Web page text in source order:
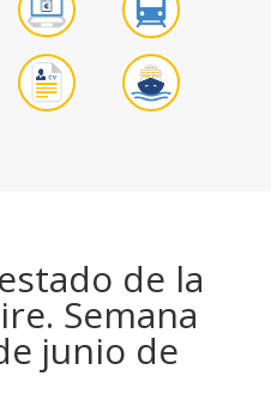
de la
Semana
junio de